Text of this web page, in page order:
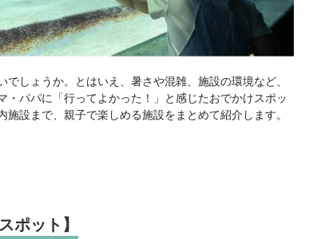
しょうか。とはいえ、暑さや混雑、施設の環境など、
パパに「行ってよかった！」と感じたおでかけスポッ
設まで、親子で楽しめる施設をまとめて紹介します。
ポット】